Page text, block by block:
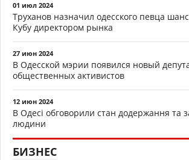
01 июл 2024
Труханов назначил одесского певца
Кубу директором рынка
27 июн 2024
В Одесской мэрии появился новый
общественных активистов
12 июн 2024
В Одесі обговорили стан додержання та
людини
БИЗНЕС